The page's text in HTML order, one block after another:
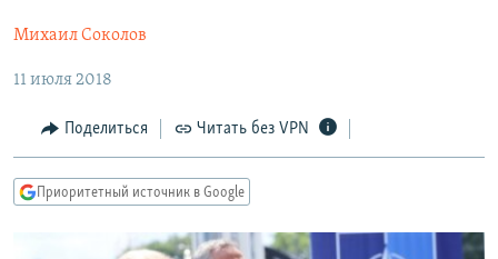
Вернутся
навигации
Вернутся
поиску
МНЕНИЯ
КУЛЬТУРА
IDEL.РЕАЛИИ
СЕВЕР.РЕАЛИИ
СИБИРЬ.РЕАЛИИ
Михаил Соколов
11 июля 2018
Поделиться Читать без VPN
Приоритетный источник в Google